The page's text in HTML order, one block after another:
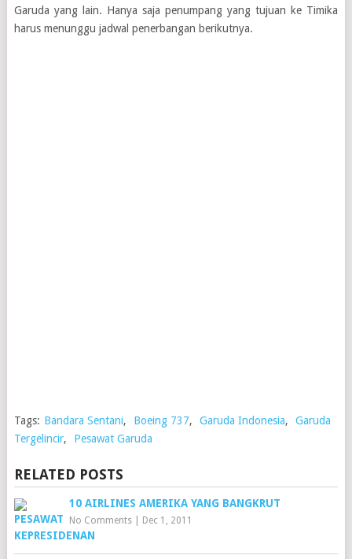
Garuda yang lain. Hanya saja penumpang yang tujuan ke Timika
harus menunggu jadwal penerbangan berikutnya.
Tags: Bandara Sentani, Boeing 737, Garuda Indonesia,
Garuda
Tergelincir, Pesawat Garuda
RELATED POSTS
10 AIRLINES AMERIKA YANG BANGKRUT
No Comments| Dec 1, 2011